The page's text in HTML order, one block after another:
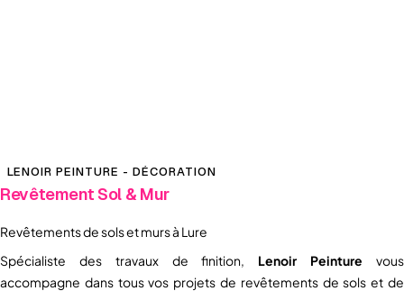
LENOIR PEINTURE - DÉCORATION
Revêtement Sol & Mur
Revêtements de sols et murs à Lure
Spécialiste des travaux de finition, Lenoir Peinture vous
accompagne dans tous vos projets de revêtements de sols et de